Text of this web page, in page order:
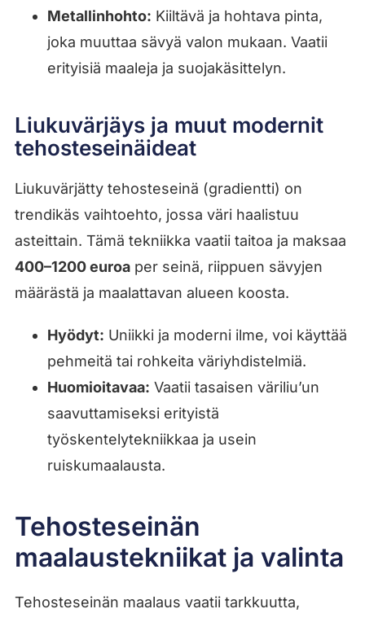
Metallinhohto: Kiiltävä ja hohtava pinta,
joka muuttaa sävyä valon mukaan. Vaatii
erityisiä maaleja ja suojakäsittelyn.
Liukuvärjäys ja muut modernit
tehosteseinäideat
Liukuvärjätty tehosteseinä (gradientti) on
trendikäs vaihtoehto, jossa väri haalistuu
asteittain. Tämä tekniikka vaatii taitoa ja maksaa
400–1200 euroaper seinä, riippuen sävyjen
määrästä ja maalattavan alueen koosta.
Hyödyt: Uniikki ja moderni ilme, voi käyttää
pehmeitä tai rohkeita väriyhdistelmiä.
Huomioitavaa: Vaatii tasaisen väriliu’un
saavuttamiseksi erityistä
työskentelytekniikkaa ja usein
ruiskumaalausta.
Tehosteseinän
maalaustekniikat ja valinta
Tehosteseinän maalaus vaatii tarkkuutta,